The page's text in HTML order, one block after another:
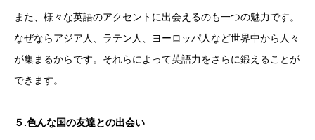
また、様々な英語のアクセントに出会えるのも一つの魅力です。
なぜならアジア人、ラテン人、ヨーロッパ人など世界中から人々
が集まるからです。それらによって英語力をさらに鍛えることが
できます。
５ .色んな国の友達との出会い